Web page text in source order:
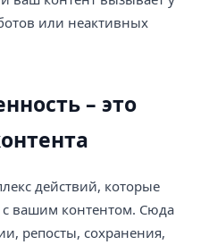
или неактивных
– это
действий, которые
вашим контентом. Сюда
репосты, сохранения,